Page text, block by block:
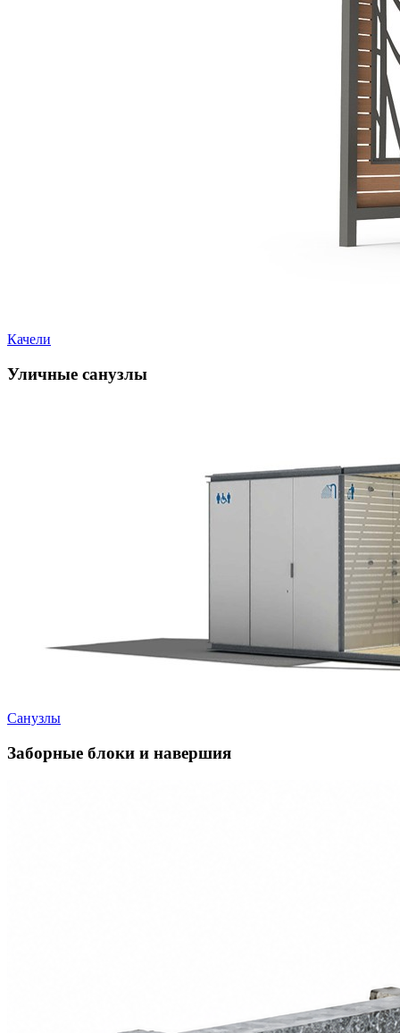
Качели
Уличные санузлы
Санузлы
Заборные блоки и навершия